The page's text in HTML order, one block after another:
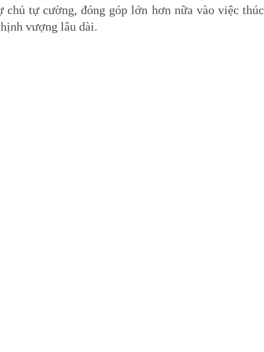
tự cường, đóng góp lớn hơn nữa vào việc thúc
vượng lâu dài.